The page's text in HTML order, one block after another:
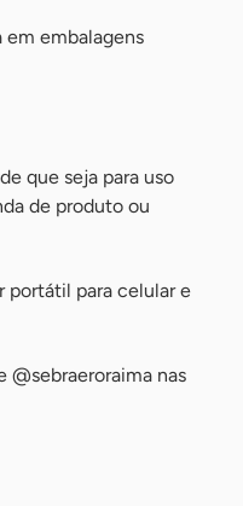
em embalagens
que seja para uso
de produto ou
portátil para celular e
@sebraeroraima nas